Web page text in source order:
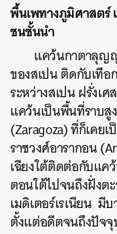
พื้นเพทางภูมิศาสตร์
ชนชั้นนำ
แคว้นกาตาลุญ
ของสเปน ติดกับเทือ
ระหว่างสเปน ฝรั่งเ
แคว้นเป็นพื้นที่ราบสู
(Zaragoza) ที่ก็เคย
ราชวงศ์อารากอน
เฉียงใต้ติดต่อกับแค
ตอนใต้ไปจนถึงฝั่งต
เมดิเตอร์เรเนียน มี
ตั้งแต่อดีตจนถึงปัจ